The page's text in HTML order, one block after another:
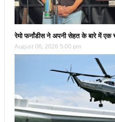
रेमो फर्नांडीस ने अपनी सेहत के बारे में एक
August 06, 2026 5:00 pm